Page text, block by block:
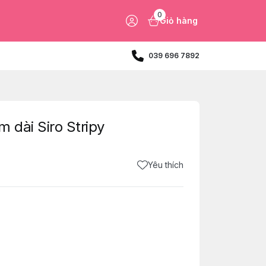
0
Giỏ hàng
039 696 7892
dài Siro Stripy
Yêu thích